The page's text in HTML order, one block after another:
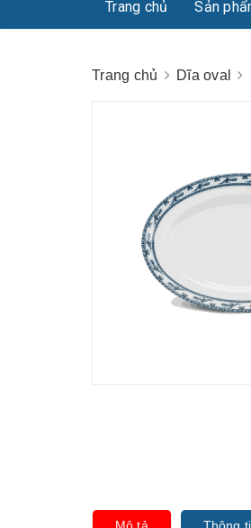
Trang chủ Sản
Trang chủ Dĩa oval